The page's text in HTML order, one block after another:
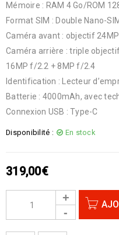
Mémoire : RAM 4 Go/ROM
Format SIM : Double Nano-
Caméra avant : objectif
Caméra arrière : triple
16MP f/2.2 + 8MP f/2.4
Identification : Lecteur
Batterie : 4000mAh, avec
Connexion USB : Type-C
Disponibilité : En stock
319,00€